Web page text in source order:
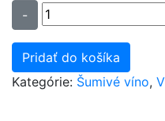
-
množstvo
Šumivé
Víno
Schlumberger
Brut
Pridať do košíka
Kategórie: Šumivé víno,